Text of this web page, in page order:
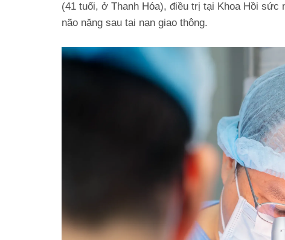
(41 tuổi, ở Thanh Hóa), điều trị tại Khoa Hồi
não nặng sau tai nạn giao thông.